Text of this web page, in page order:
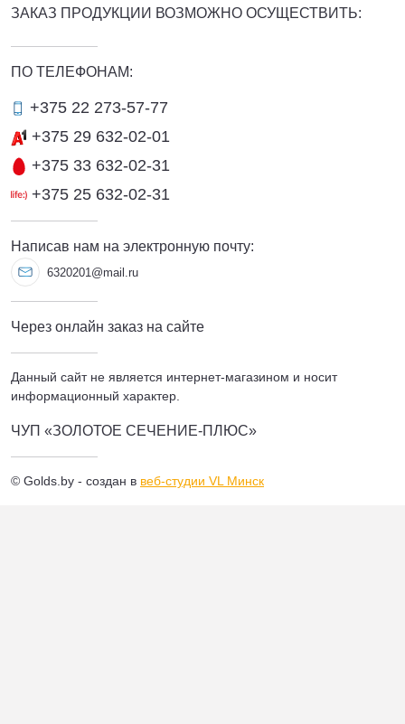
ЗАКАЗ ПРОДУКЦИИ ВОЗМОЖНО ОСУЩЕСТВИТЬ:
ПО ТЕЛЕФОНАМ:
+375 22 273-57-77
+375 29 632-02-01
+375 33 632-02-31
+375 25 632-02-31
Написав нам на электронную почту:
6320201@mail.ru
Через онлайн заказ на сайте
Данный сайт не является интернет-магазином и носит
информационный характер.
ЧУП «ЗОЛОТОЕ СЕЧЕНИЕ-ПЛЮС»
© Golds.by - создан в веб-студии VL Минск